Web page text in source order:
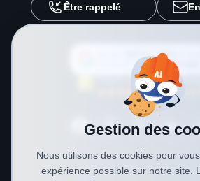
Être rappelé
METAL 2000
source préférée surGoogle
Gestion des
Nous utilisons des cookies pour
expérience possible sur notre site.